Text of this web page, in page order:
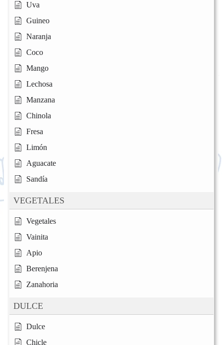
Uva
Guineo
Naranja
Coco
Mango
Lechosa
Manzana
Chinola
Fresa
Limón
Aguacate
Sandía
VEGETALES
Vegetales
Vainita
Apio
Berenjena
Zanahoria
DULCE
Dulce
Chicle